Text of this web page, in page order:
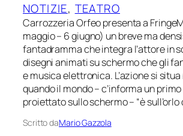
NOTIZIE, TEATRO
Carrozzeria Orfeo presenta a
maggio – 6 giugno) un breve ma
fantadramma che integra l’attore in
disegni animati su schermo che gli
e musica elettronica. L’azione si situa
quando il mondo – c’informa un
proiettato sullo schermo – “è sull’orlo
Scritto daMario Gazzola